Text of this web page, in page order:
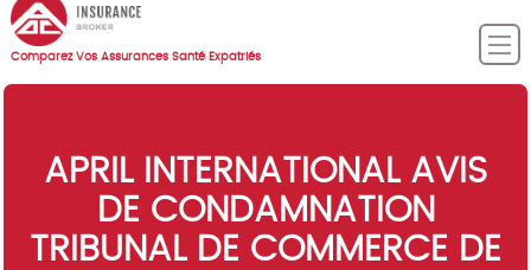
Comparez Vos Assurances Santé Expatriés
APRIL INTERNATIONAL AVIS
DE CONDAMNATION
TRIBUNAL DE COMMERCE DE